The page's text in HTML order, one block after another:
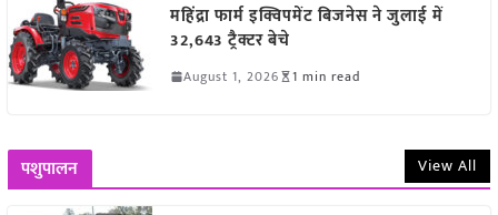
महिंद्रा फार्म इक्विपमेंट बिजनेस ने जुलाई में
32,643 ट्रैक्टर बेचे
August 1, 2026 1 min read
पशुपालन View All